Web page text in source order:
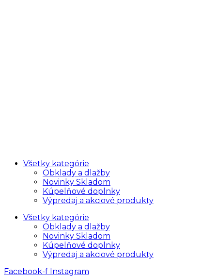
Všetky kategórie
Obklady a dlažby
Novinky Skladom
Kúpelňové doplnky
Výpredaj a akciové produkty
Všetky kategórie
Obklady a dlažby
Novinky Skladom
Kúpelňové doplnky
Výpredaj a akciové produkty
Facebook-f Instagram